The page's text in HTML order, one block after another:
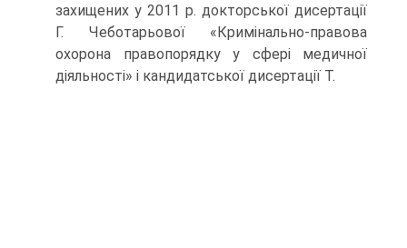
захищених у 2011 р. докторської дисертації
Г. Чеботарьової «Кримінально-правова
охорона правопорядку у сфері медичної
діяльності» і кандидатської дисертації Т.